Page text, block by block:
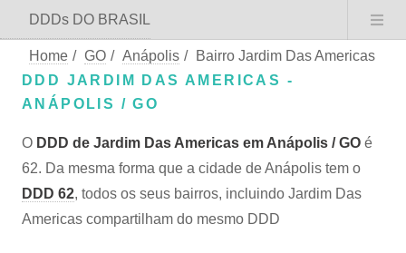
DDDs DO BRASIL
Home / GO / Anápolis /
Bairro Jardim Das Americas
DDD JARDIM DAS AMERICAS -
ANÁPOLIS / GO
O DDD de Jardim Das Americas em Anápolis / GO é
62. Da mesma forma que a cidade de Anápolis tem o
DDD 62, todos os seus bairros, incluindo Jardim Das
Americas compartilham do mesmo DDD